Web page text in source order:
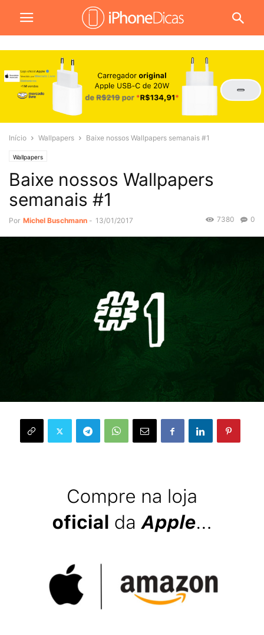
Início Wallpapers Baixe nossos Wallpapers semanais #1
Wallpapers
Baixe nossos Wallpapers
semanais #1
Por Michel Buschmann - 13/01/2017 0
7380